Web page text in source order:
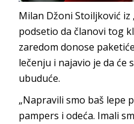
Milan Džoni Stoiljković iz
podsetio da članovi tog
zaredom donose
lečenju i najavio je da će
ubuduće.
„Napravili smo baš lepe
pampers i odeća. Imali